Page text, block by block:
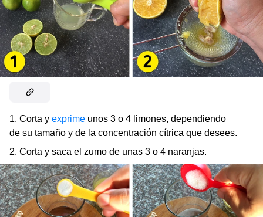
1. Corta y exprime unos 3 o 4 limones, dependiendo
de su tamaño y de la concentración cítrica que desees.
2. Corta y saca el zumo de unas 3 o 4 naranjas.